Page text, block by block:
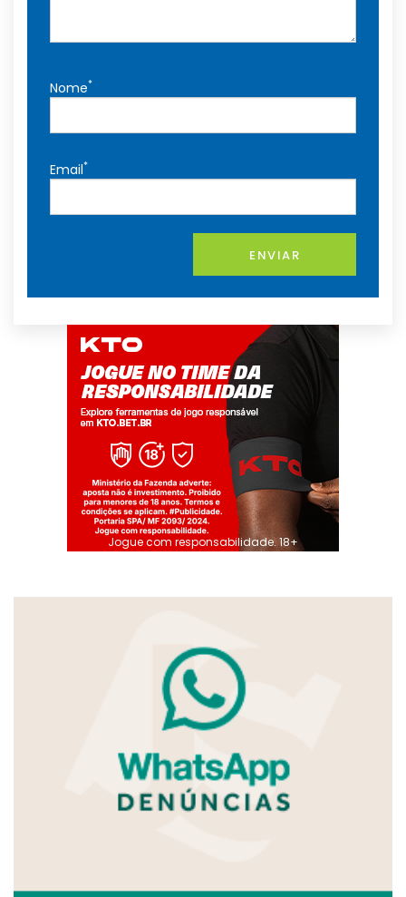
Nome*
Email*
ENVIAR
Jogue com responsabilidade. 18+